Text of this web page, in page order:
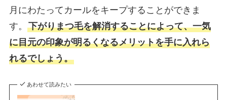
月にわたってカールをキープすることができま
す。 下がりまつ毛を解消することによって、一気
に目元の印象が明るくなるメリットを手に入れら
れるでしょう。
あわせて読みたい